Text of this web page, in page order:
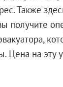
Также
получите
Цена на эту